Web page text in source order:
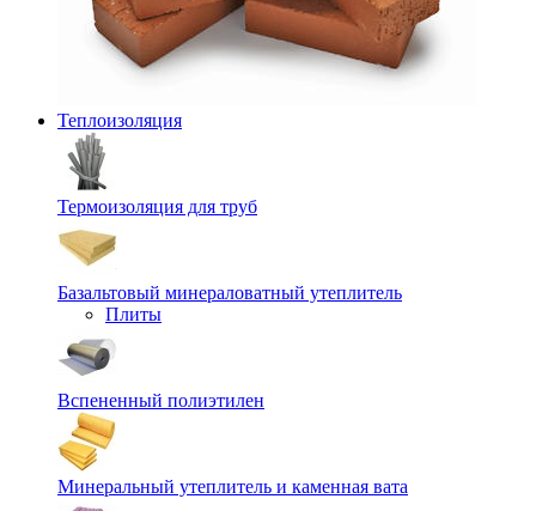
Теплоизоляция
Термоизоляция для труб
Базальтовый минераловатный утеплитель
Плиты
Вспененный полиэтилен
Минеральный утеплитель и каменная вата